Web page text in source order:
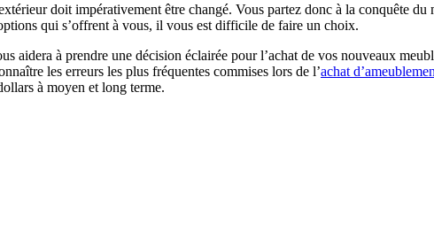
doit impérativement être changé. Vous partez donc à la conquête
qui s’offrent à vous, il vous est difficile de faire un choix.
aidera à prendre une décision éclairée pour l’achat de vos nouveaux
les erreurs les plus fréquentes commises lors de l’achat
à moyen et long terme.